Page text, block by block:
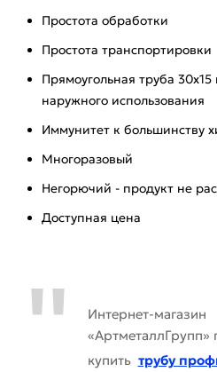
Простота обработки
Простота транспортировки
Прямоугольная труба
наружного использования
Иммунитет к большинству
Многоразовый
Негорючий - продукт не
Доступная цена
Интернет-магазин
«АртметаллГрупп»
купить трубу